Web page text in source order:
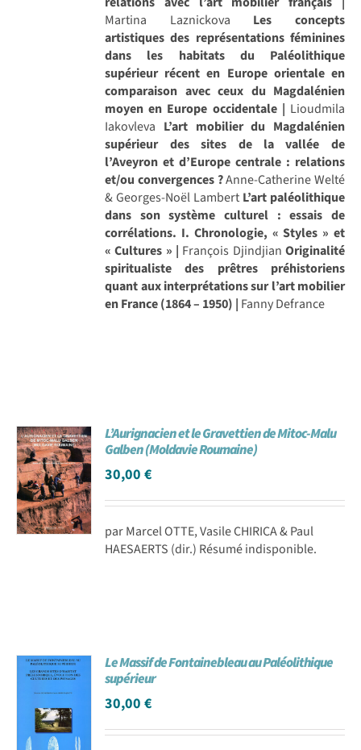
Martina Laznickova Les concepts
artistiques des représentations féminines
dans les habitats du Paléolithique
supérieur récent en Europe orientale en
comparaison avec ceux du Magdalénien
moyen en Europe occidentale | Lioudmila
Iakovleva L’art mobilier du Magdalénien
supérieur des sites de la vallée de
l’Aveyron et d’Europe centrale : relations
et/ou convergences ?Anne-Catherine Welté
& Georges-Noël Lambert L’art paléolithique
dans son système culturel : essais de
corrélations. I. Chronologie, « Styles » et
« Cultures » | François Djindjian Originalité
spiritualiste des prêtres préhistoriens
quant aux interprétations sur l’art mobilier
en France (1864 – 1950) | Fanny Defrance
L’Aurignacien et le Gravettien de Mitoc-Malu
Galben (Moldavie Roumaine)
30,00€
par Marcel OTTE, Vasile CHIRICA & Paul
HAESAERTS (dir.) Résumé indisponible.
Le Massif de Fontainebleau au Paléolithique
supérieur
30,00€